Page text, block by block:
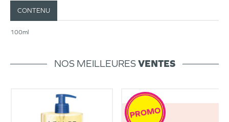
CONTENU
100ml
NOS MEILLEURESVENTES
PROMO